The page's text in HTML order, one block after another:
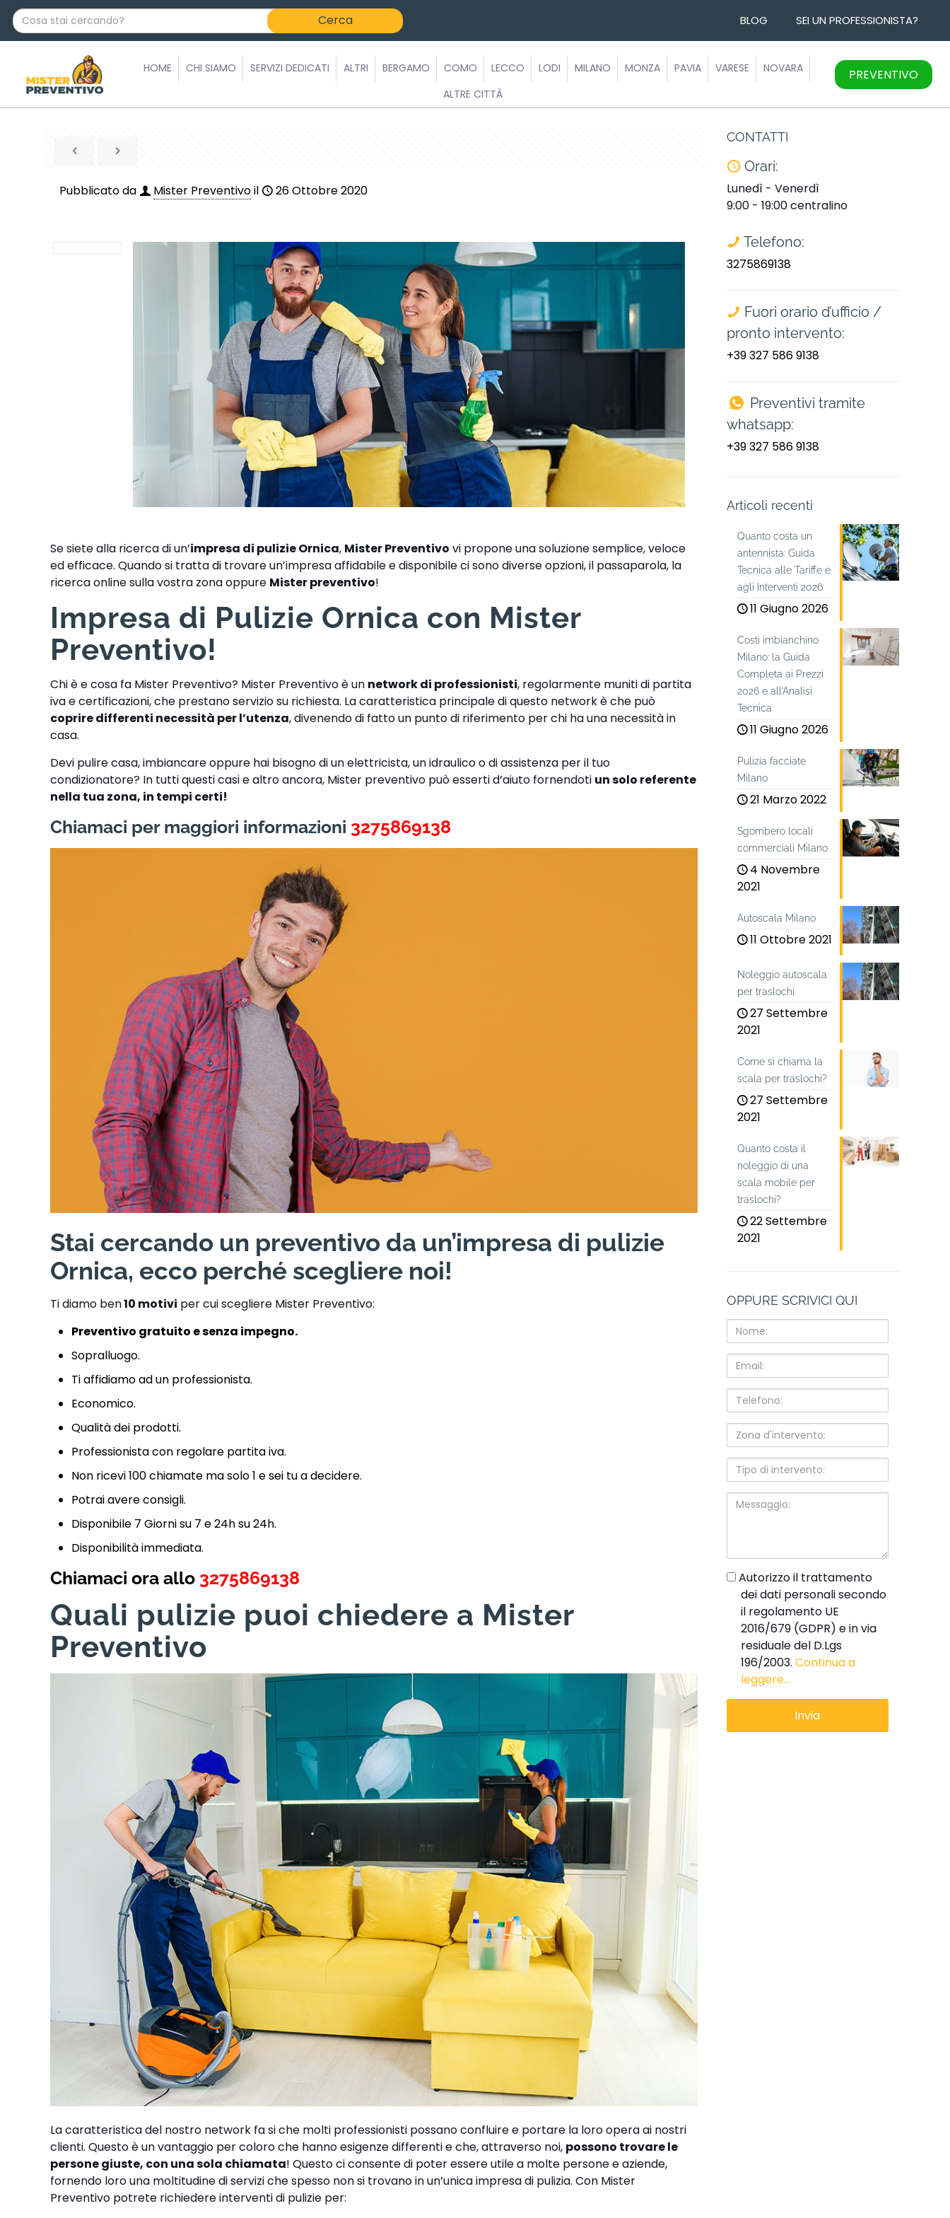
C
o
BLOG SEI UN PROFESSIONISTA?
HOME CHI SIAMO SERVIZI DEDICATI ALTRI BERGAMO COMO LECCO LODI MILANO MONZA PAVIA VARESE
NOVARA
ALTRE CITTÀ
PREVENTIVO
Pubblicato da Mister Preventivoil 26 Ottobre 2020
Se siete alla ricerca di un’impresa di pulizie Ornica, Mister Preventivo vi propone una soluzione semplice, veloce
ed efficace. Quando si tratta di trovare un’impresa affidabile e disponibile ci sono diverse opzioni, il passaparola, la
ricerca online sulla vostra zona oppure Mister preventivo!
Impresa di Pulizie Ornica con Mister
Preventivo!
Chi è e cosa fa Mister Preventivo? Mister Preventivo è un network di professionisti, regolarmente muniti di partita
iva e certificazioni, che prestano servizio su richiesta. La caratteristica principale di questo network è che può
coprire differenti necessità per l’utenza, divenendo di fatto un punto di riferimento per chi ha una necessità in
casa.
Devi pulire casa, imbiancare oppure hai bisogno di un elettricista, un idraulico o di assistenza per il tuo
condizionatore? In tutti questi casi e altro ancora, Mister preventivo può esserti d’aiuto fornendoti un solo referente
nella tua zona, in tempi certi!
Chiamaci per maggiori informazioni 3275869138
Stai cercando un preventivo da un’impresa di pulizie
Ornica, ecco perché scegliere noi!
Ti diamo ben10 motivi per cui scegliere Mister Preventivo:
Preventivo gratuito e senza impegno.
Sopralluogo.
Ti affidiamo ad un professionista.
Economico.
Qualità dei prodotti.
Professionista con regolare partita iva.
Non ricevi 100 chiamate ma solo 1 e sei tu a decidere.
Potrai avere consigli.
Disponibile 7 Giorni su 7 e 24h su 24h.
Disponibilità immediata.
Chiamaci ora allo 3275869138
Quali pulizie puoi chiedere a Mister
Preventivo
La caratteristica del nostro network fa si che molti professionisti possano confluire e portare la loro opera ai nostri
clienti. Questo è un vantaggio per coloro che hanno esigenze differenti e che, attraverso noi, possono trovare le
persone giuste, con una sola chiamata! Questo ci consente di poter essere utile a molte persone e aziende,
fornendo loro una moltitudine di servizi che spesso non si trovano in un’unica impresa di pulizia. Con Mister
Preventivo potrete richiedere interventi di pulizie per:
CONTATTI
Orari:
Lunedì - Venerdì
9:00 - 19:00 centralino
Telefono:
3275869138
Fuori orario d’ufficio /
pronto intervento:
+39 327 586 9138
Preventivi tramite
whatsapp:
+39 327 586 9138
Articoli recenti
Quanto costa un
antennista: Guida
Tecnica alle Tariffe e
agli Interventi 2026
11 Giugno 2026
Costi imbianchino
Milano: la Guida
Completa ai Prezzi
2026 e all’Analisi
Tecnica
11 Giugno 2026
Pulizia facciate
Milano
21 Marzo 2022
Sgombero locali
commerciali Milano
4 Novembre
2021
Autoscala Milano
11 Ottobre 2021
Noleggio autoscala
per traslochi
27 Settembre
2021
Come si chiama la
scala per traslochi?
27 Settembre
2021
Quanto costa il
noleggio di una
scala mobile per
traslochi?
22 Settembre
2021
OPPURE SCRIVICI QUI
Nome:
Email:
Telefono:
Zona
d'intervento:
Tipo
di
intervento:
Messaggio:
gdpr
Autorizzo il trattamento
dei dati personali secondo
il regolamento UE
2016/679 (GDPR) e in via
residuale del D.Lgs
196/2003. Continua a
leggere...